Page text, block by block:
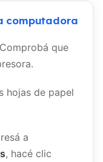
computadora
Comprobá que
hojas de papel
a
, hacé clic